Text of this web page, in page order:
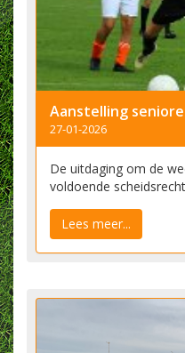
27-01-2026
De uitdaging om de
voldoende
Lees meer...